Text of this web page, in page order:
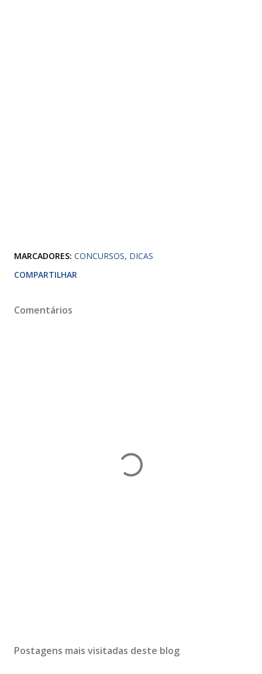
MARCADORES: CONCURSOS DICAS
COMPARTILHAR
Comentários
Postagens mais visitadas deste blog